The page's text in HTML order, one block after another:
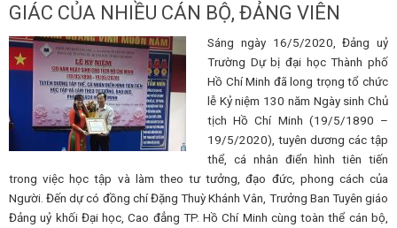
GIÁC CỦA NHIỀU CÁN BỘ, ĐẢNG VIÊN
Sáng ngày 16/5/2020, Đảng uỷ
Trường Dự bị đại học Thành phố
Hồ Chí Minh đã long trọng tổ chức
lễ Kỷ niệm 130 năm Ngày sinh Chủ
tịch Hồ Chí Minh (19/5/1890 –
19/5/2020), tuyên dương các tập
thể, cá nhân điển hình tiên tiến
trong việc học tập và làm theo tư tưởng, đạo đức, phong cách của
Người. Đến dự có đồng chí Đặng Thuỳ Khánh Vân, Trưởng Ban Tuyên giáo
Đảng uỷ khối Đại học, Cao đẳng TP. Hồ Chí Minh cùng toàn thể cán bộ,